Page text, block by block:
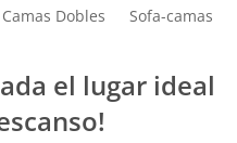
Camas Dobles Sofa-camas
el lugar ideal